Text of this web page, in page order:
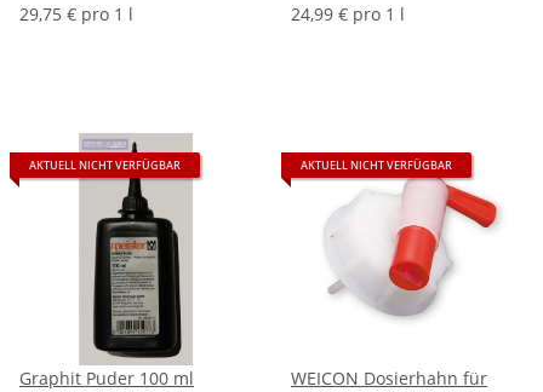
29,75 € pro 1 l
24,99 € pro 1 l
AKTUELL NICHT VERFÜGBAR
Graphit Puder 100 ml
AKTUELL NICHT VERFÜGBAR
WEICON Dosierhahn für